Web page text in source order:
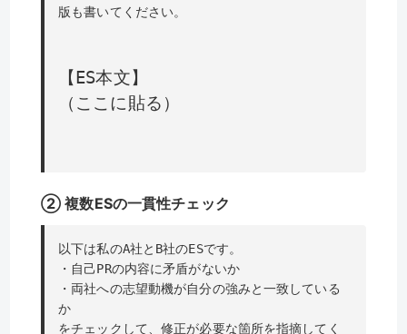
版も書いてください。
【ES本文】
（ここに貼る）
② 複数ESの一貫性チェック
以下は私のA社とB社のESです。
・自己PRの内容に矛盾がないか
・両社への志望動機が自分の強みと一致している
か
をチェックして、修正が必要な箇所を指摘してく